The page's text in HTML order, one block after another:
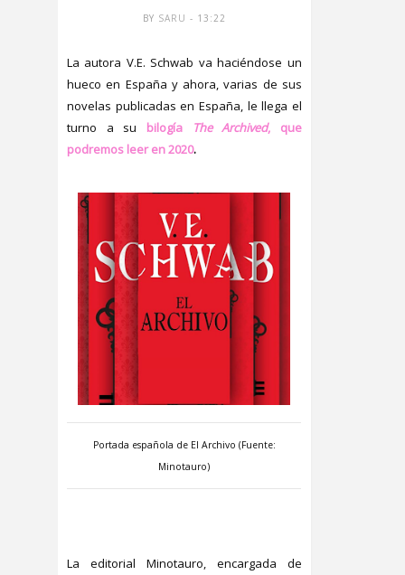
BY SARU - 13:22
La autora V.E. Schwab va haciéndose un
hueco en España y ahora, varias de sus
novelas publicadas en España, le llega el
turno a su bilogía The Archived, que
podremos leer en 2020.
Portada española de El Archivo (Fuente:
Minotauro)
La editorial Minotauro, encargada de